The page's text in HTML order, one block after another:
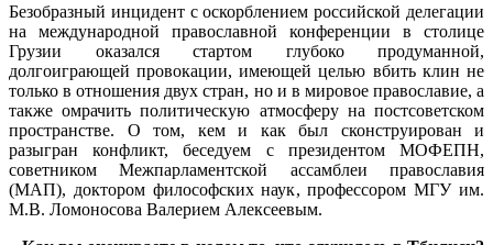
Безобразный инцидент с оскорблением российской делегации
на международной православной конференции в столице
Грузии оказался стартом глубоко продуманной,
долгоиграющей провокации, имеющей целью вбить клин не
только в отношения двух стран, но и в мировое православие, а
также омрачить политическую атмосферу на постсоветском
пространстве. О том, кем и как был сконструирован и
разыгран конфликт, беседуем с президентом МОФЕПН,
советником Межпарламентской ассамблеи православия
(МАП), доктором философских наук, профессором МГУ им.
М.В. Ломоносова Валерием Алексеевым.